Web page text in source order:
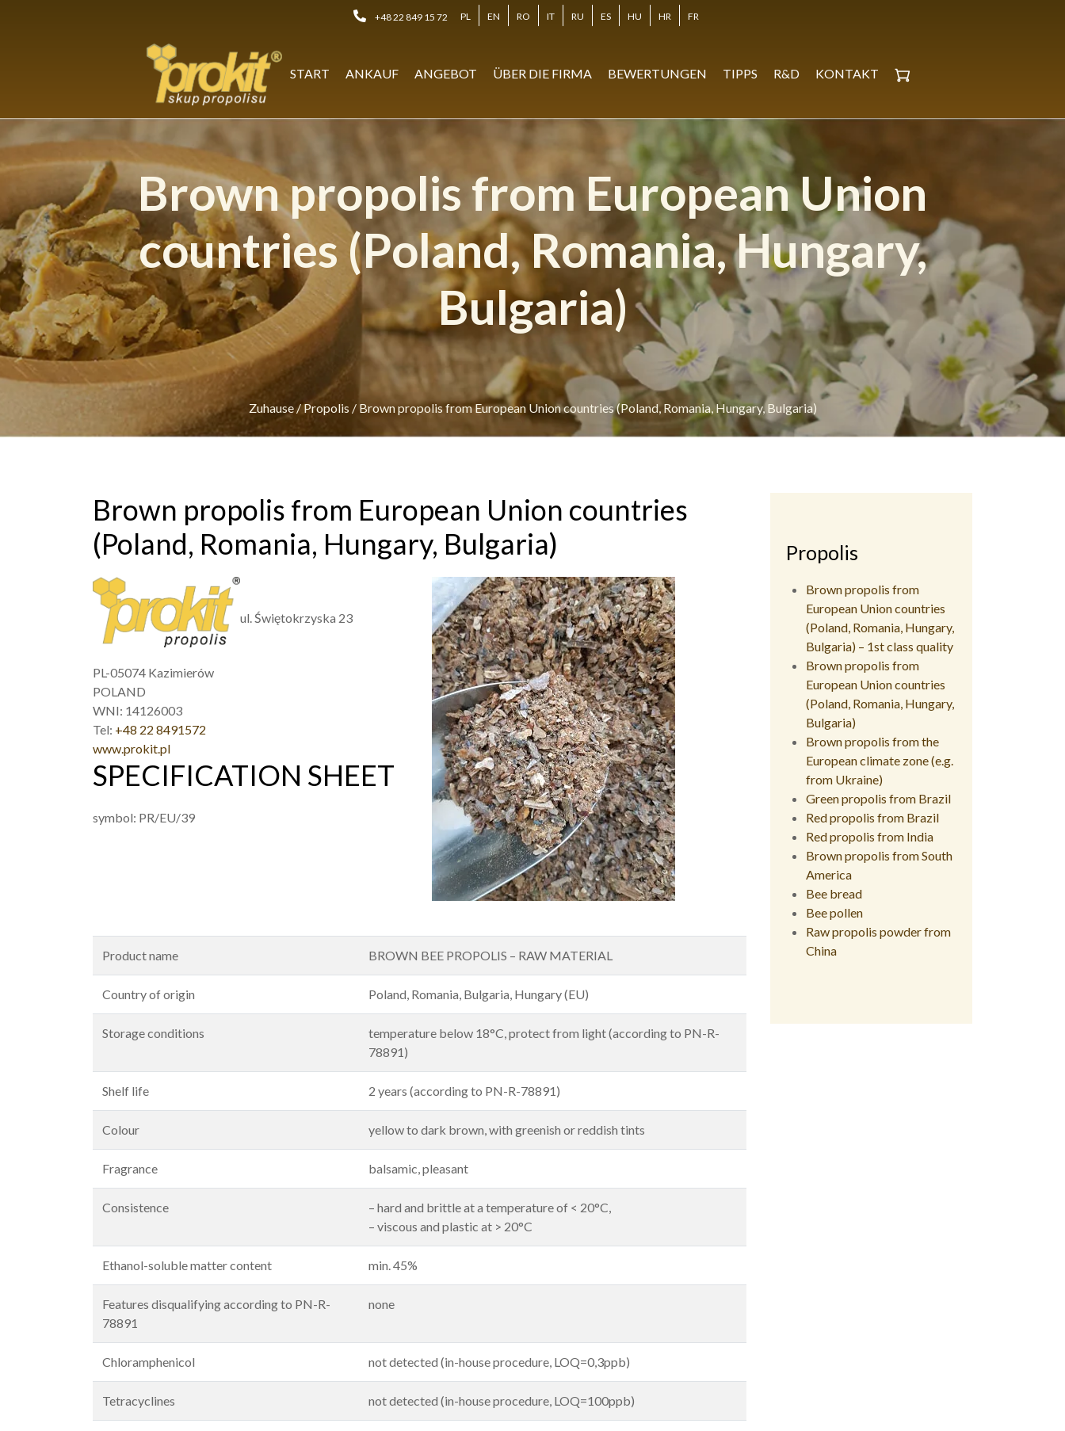
START
ANKAUF ANGEBOT ÜBER DIE FIRMA BEWERTUNGEN TIPPS R&D KONTAKT
+48 22 849 15 72 PL EN RO IT RU ES HU HR FR
Brown propolis from European Union
countries (Poland, Romania, Hungary,
Bulgaria)
Zuhause/Propolis / Brown propolis from European Union countries (Poland, Romania, Hungary, Bulgaria)
Brown propolis from European Union countries
(Poland, Romania, Hungary, Bulgaria)
ul. Świętokrzyska 23
PL-05074 Kazimierów
POLAND
WNI: 14126003
Tel: +48 22 8491572
www.prokit.pl
SPECIFICATION SHEET
symbol: PR/EU/39
Product name BROWN BEE PROPOLIS – RAW MATERIAL
Country of origin Poland, Romania, Bulgaria, Hungary (EU)
Storage conditions
temperature below 18°C, protect from light (according to PN-R-
78891)
Shelf life 2 years (according to PN-R-78891)
Colour yellow to dark brown, with greenish or reddish tints
Fragrance balsamic, pleasant
Consistence
– hard and brittle at a temperature of < 20°C,
– viscous and plastic at > 20°C
Ethanol-soluble matter content min. 45%
Features disqualifying according to PN-R-
78891
none
Chloramphenicol not detected (in-house procedure, LOQ=0,3ppb)
Tetracyclines not detected (in-house procedure, LOQ=100ppb)
Propolis
Brown propolis from
European Union countries
(Poland, Romania, Hungary,
Bulgaria) – 1st class quality
Brown propolis from
European Union countries
(Poland, Romania, Hungary,
Bulgaria)
Brown propolis from the
European climate zone (e.g.
from Ukraine)
Green propolis from Brazil
Red propolis from Brazil
Red propolis from India
Brown propolis from South
America
Bee bread
Bee pollen
Raw propolis powder from
China